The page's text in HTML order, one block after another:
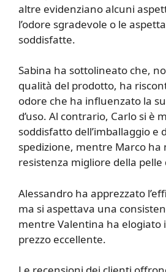
altre evidenziano alcuni
l’odore sgradevole o le
soddisfatte.
Sabina ha sottolineato che,
qualità del prodotto, ha
odore che ha influenzato la
d’uso. Al contrario, Carlo si è
soddisfatto dell’imballaggio e
spedizione, mentre Marco ha
resistenza migliore della pelle
Alessandro ha apprezzato
ma si aspettava una
mentre Valentina ha elogiato
prezzo eccellente.